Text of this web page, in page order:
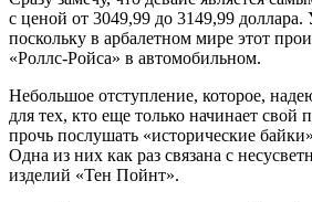
с ценой от 3049,99 до 3149,99 доллара.
поскольку в арбалетном мире этот
«Роллс-Ройса» в автомобильном.
Небольшое отступление, которое,
для тех, кто еще только начинает свой
прочь послушать «исторические
Одна из них как раз связана с
изделий «Тен Пойнт».